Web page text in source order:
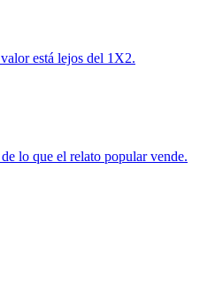
está lejos del 1X2.
lo que el relato popular vende.